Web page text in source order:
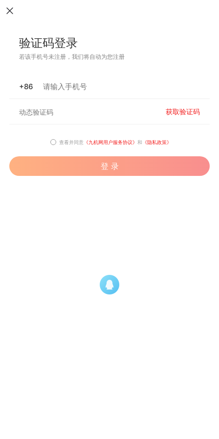
验证码登录
若该手机号未注册，我们将自动为您注册
+86
获取验证码
查看并同意 《九机网用户服务协议》 和 《隐私政策》
登 录